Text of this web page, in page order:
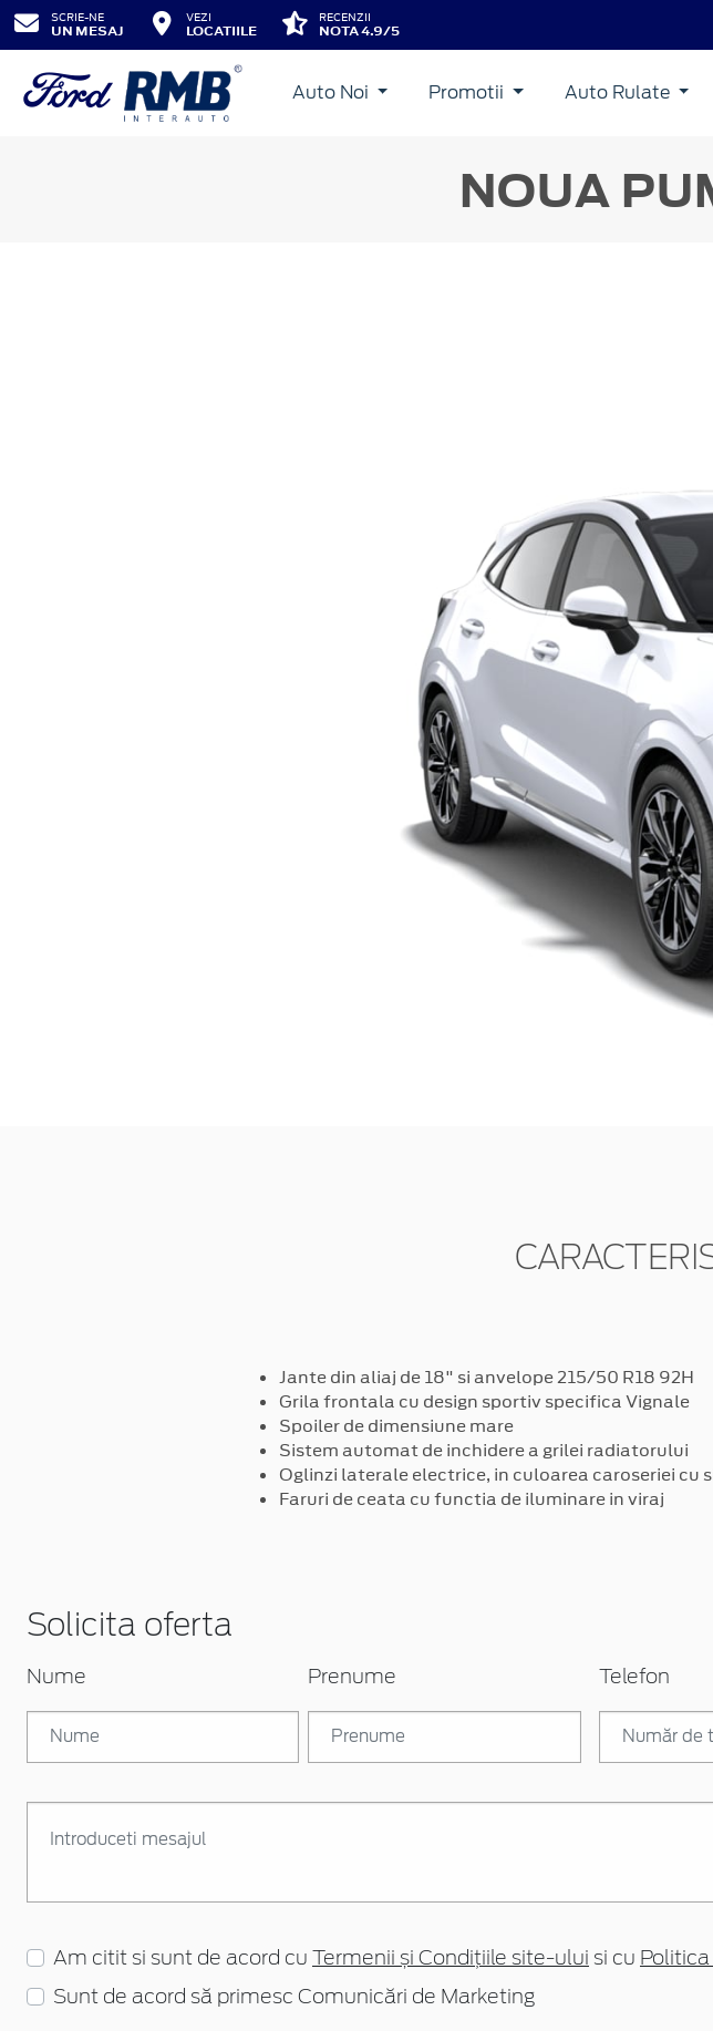
SCRIE-NE
UN MESAJ
VEZI
LOCATIILE
RECENZII
NOTA 4.9/5
Auto Noi Promotii Auto Rulate
NOUA
Jante din aliaj de 18" si anvelope 215/50 R18 92H
Grila frontala cu design sportiv specifica Vignale
Spoiler de dimensiune mare
Sistem automat de inchidere a grilei radiatorului
Oglinzi laterale electrice, in culoarea caroseriei
Faruri de ceata cu functia de iluminare in viraj
Solicita oferta
Nume Prenume Telefon
Am citit si sunt de acord cu Termenii și Condițiile site-ului si cu
Sunt de acord să primesc Comunicări de Marketing